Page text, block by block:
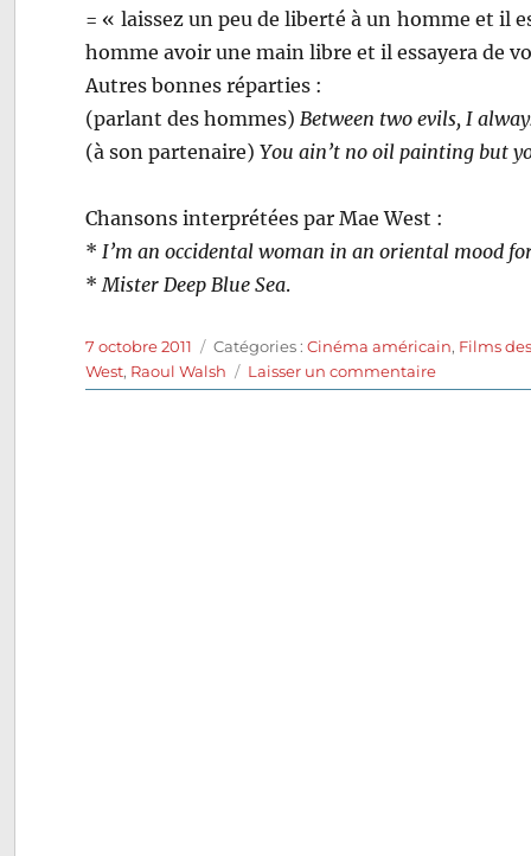
= « laissez un peu de liberté à un homme et il
homme avoir une main libre et il essayera de
Autres bonnes réparties :
(parlant des hommes) Between two evils, I
(à son partenaire)You ain’t no oil painting but
Chansons interprétées par Mae West :
* I’m an occidental woman in an oriental mood
* Mister Deep Blue Sea.
Publié
le
7 octobre 2011 Catégories
Catégories :Cinéma américain, Films
West, Raoul Walsh Laisser un commentairesur
Annie